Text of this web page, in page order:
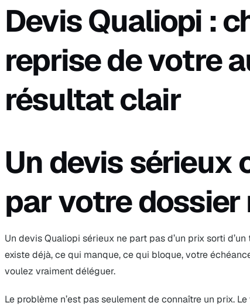
Devis Qualiopi :
reprise de votre
résultat clair
Un devis sérieux
par votre dossier
Un devis Qualiopi sérieux ne part pas d’un prix sorti
existe déjà, ce qui manque, ce qui bloque, votre
voulez vraiment déléguer.
Le problème n’est pas seulement de connaître un prix.